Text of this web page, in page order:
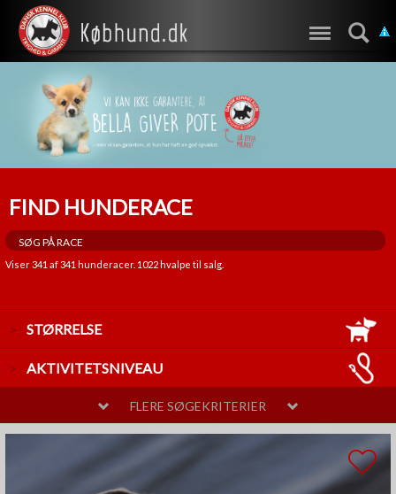
FIND HUNDERACE
Viser341 af341 hunderacer. 1022hvalpe til salg.
STØRRELSE
LILLE
AKTIVITETSNIVEAU
MELLEM
MELLEM
TEMPERAMENT
ANDRE EGENSKABER
FLERE SØGEKRITERIER